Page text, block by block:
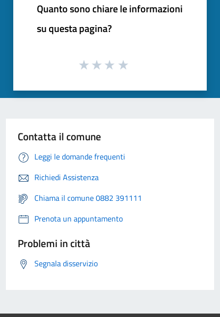
Quanto sono chiare le informazioni
su questa pagina?
Contatta il comune
Leggi le domande frequenti
Richiedi Assistenza
Chiama il comune 0882 391111
Prenota un appuntamento
Problemi in città
Segnala disservizio